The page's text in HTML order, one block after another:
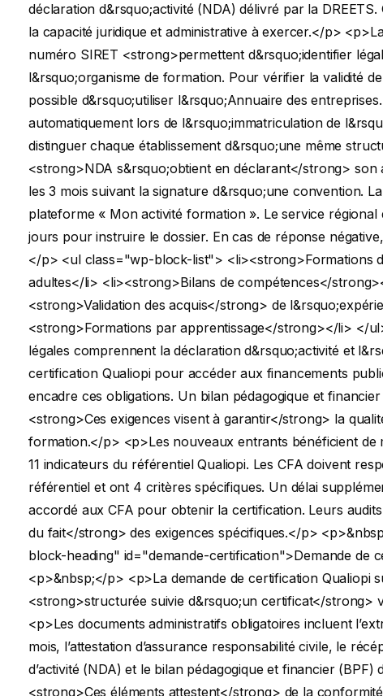
déclaration d&rsquo;activité (NDA) délivré par la DREETS.
la capacité juridique et administrative à exercer.</p>
numéro SIRET <strong>permettent d&rsquo;identifier
l&rsquo;organisme de formation. Pour vérifier la validité
possible d&rsquo;utiliser l&rsquo;Annuaire des
automatiquement lors de l&rsquo;immatriculation de
distinguer chaque établissement d&rsquo;une même
<strong>NDA s&rsquo;obtient en déclarant</strong> son
les 3 mois suivant la signature d&rsquo;une convention.
plateforme « Mon activité formation ». Le service régional
jours pour instruire le dossier. En cas de réponse
</p> <ul class="wp-block-list"> <li><strong>Formations
adultes</li> <li><strong>Bilans de compétences</
<strong>Validation des acquis</strong> de
<strong>Formations par apprentissage</strong></li> </
légales comprennent la déclaration d&rsquo;activité et
certification Qualiopi pour accéder aux financements
encadre ces obligations. Un bilan pédagogique et
<strong>Ces exigences visent à garantir</strong> la
formation.</p> <p>Les nouveaux entrants bénéficient de
11 indicateurs du référentiel Qualiopi. Les CFA doivent
référentiel et ont 4 critères spécifiques. Un délai
accordé aux CFA pour obtenir la certification. Leurs
du fait</strong> des exigences spécifiques.</p>
block-heading" id="demande-certification">Demande de
<p>&nbsp;</p> <p>La demande de certification Qualiopi
<strong>structurée suivie d&rsquo;un certificat</strong>
<p>Les documents administratifs obligatoires incluent
mois, l’attestation d’assurance responsabilité civile, le
d’activité (NDA) et le bilan pédagogique et financier (BPF)
<strong>Ces éléments attestent</strong> de la